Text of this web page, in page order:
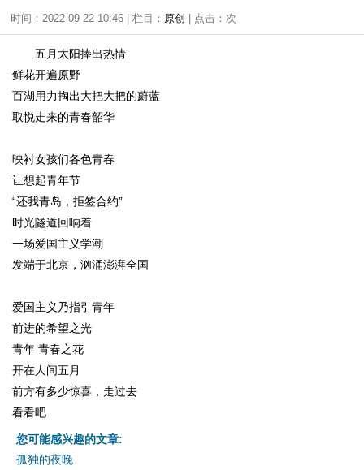
时间：2022-09-22 10:46 | 栏目： 原创 | 点击： 次
五月太阳捧出热情
鲜花开遍原野
百湖用力掏出大把大把的蔚蓝
取悦走来的青春韶华
映衬女孩们各色青春
让想起青年节
“还我青岛，拒签合约”
时光隧道回响着
一场爱国主义学潮
发端于北京，汹涌澎湃全国
爱国主义乃指引青年
前进的希望之光
青年 青春之花
开在人间五月
前方有多少惊喜，走过去
看看吧
您可能感兴趣的文章:
孤独的夜晚